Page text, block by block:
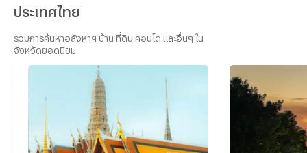
ประเทศไทย
รวมการค้นหาอสังหาฯ บ้าน ที่ดิน คอนโด และอื่นๆ ใน
จังหวัดยอดนิยม